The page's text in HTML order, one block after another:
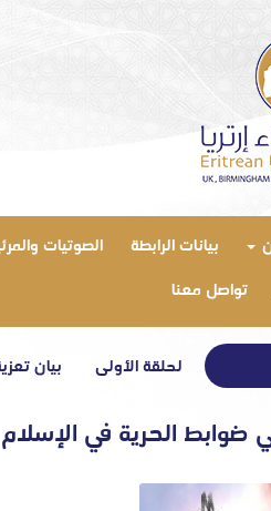
بيانات الرابطة الصوتيات
تواصل معنا
– الحلقة الأولى بيان
ضوابط الحرية في الإسلام